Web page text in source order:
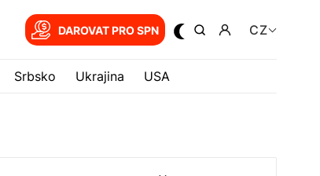
DAROVAT PRO SPN CZ
Srbsko Ukrajina USA